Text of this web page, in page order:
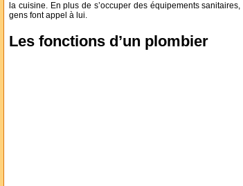
la cuisine. En plus de s’occuper des équipements
gens font appel à lui.
Les fonctions d’un plombier